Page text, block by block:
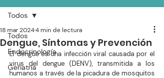
Todos
Endocrinología
Geriatría
Todos
Dengue, Síntomas y Prevención
18 mar 20244 min de lectura
El dengue es una infección viral causada por el
virus del dengue (DENV), transmitida a los